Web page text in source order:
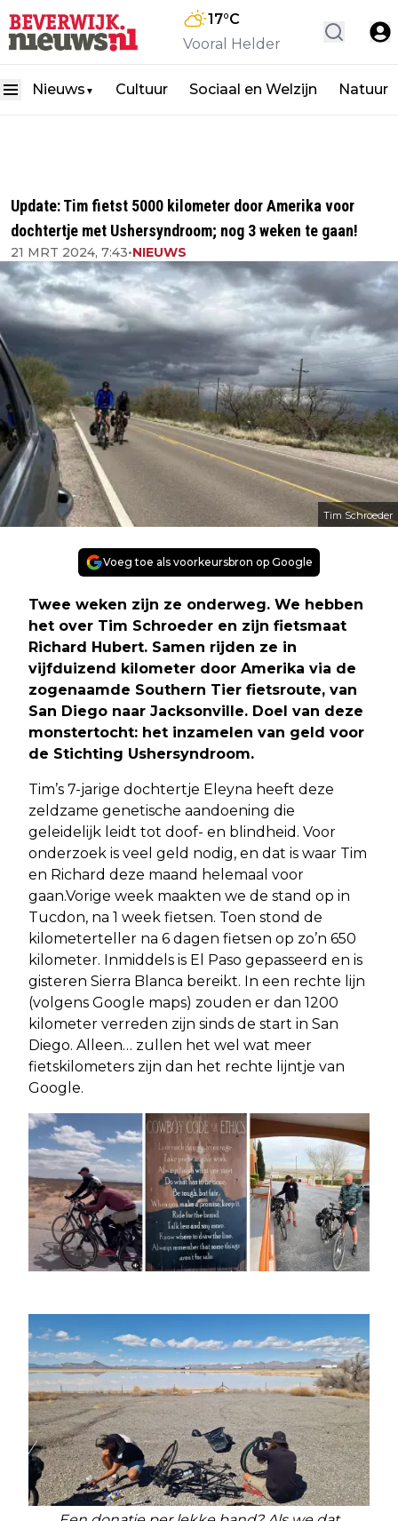
17°C
Vooral Helder
Nieuws ▼ Cultuur Sociaal en Welzijn Natuur
Update: Tim fietst 5000 kilometer door Amerika voor
dochtertje met Ushersyndroom; nog 3 weken te gaan!
21 MRT 2024, 7:43•NIEUWS
Tim Schroeder
Voeg toe als voorkeursbron op Google
Twee weken zijn ze onderweg. We hebben
het over Tim Schroeder en zijn fietsmaat
Richard Hubert. Samen rijden ze in
vijfduizend kilometer door Amerika via de
zogenaamde Southern Tier fietsroute, van
San Diego naar Jacksonville. Doel van deze
monstertocht: het inzamelen van geld voor
de Stichting Ushersyndroom.
Tim’s 7-jarige dochtertje Eleyna heeft deze
zeldzame genetische aandoening die
geleidelijk leidt tot doof- en blindheid. Voor
onderzoek is veel geld nodig, en dat is waar Tim
en Richard deze maand helemaal voor
gaan.Vorige week maakten we de stand op in
Tucdon, na 1 week fietsen. Toen stond de
kilometerteller na 6 dagen fietsen op zo’n 650
kilometer. Inmiddels is El Paso gepasseerd en is
gisteren Sierra Blanca bereikt. In een rechte lijn
(volgens Google maps) zouden er dan 1200
kilometer verreden zijn sinds de start in San
Diego. Alleen… zullen het wel wat meer
fietskilometers zijn dan het rechte lijntje van
Google.